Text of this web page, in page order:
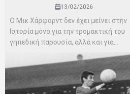
13/02/2026
Ο Μικ Χάρφορντ δεν έχει μείνει στην
Ιστορία μόνο για την τρομακτική του
γηπεδική παρουσία, αλλά και για...